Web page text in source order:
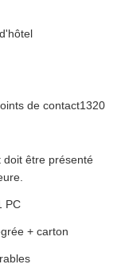
de contact1320
doit être présenté
PC
+ carton